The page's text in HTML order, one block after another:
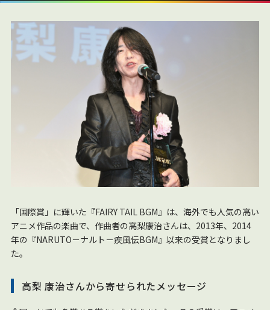
「国際賞」に輝いた『FAIRY TAIL BGM』は、海外でも人気の高い
アニメ作品の楽曲で、作曲者の高梨康治さんは、2013年、2014
年の『NARUTO－ナルト－疾風伝BGM』以来の受賞となりまし
た。
高梨 康治さんから寄せられたメッセージ